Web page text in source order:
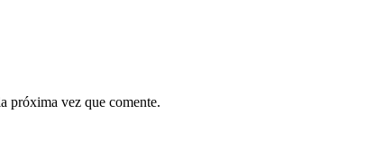
próxima vez que comente.